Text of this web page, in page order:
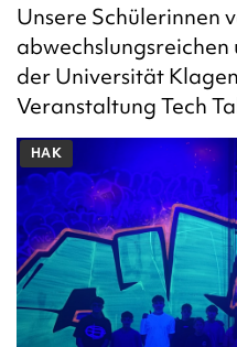
Unsere Schülerinnen
der Universität
Veranstaltung Tech
HAK